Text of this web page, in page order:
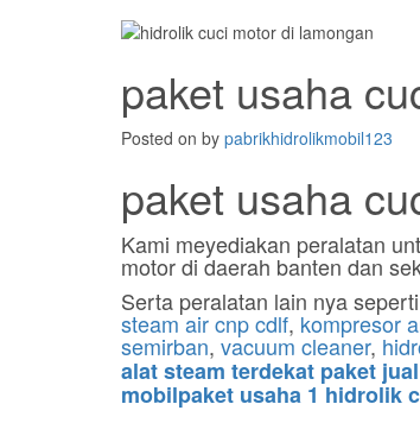
paket usaha
Posted on by pabrikhidrolikmobil123
paket usaha
Kami meyediakan peralatan
motor di daerah banten dan
Serta peralatan lain nya
steam air cnp cdlf, kompresor
semirban, vacuum cleaner,
alat steam terdekat paket
mobilpaket usaha 1 hidrolik